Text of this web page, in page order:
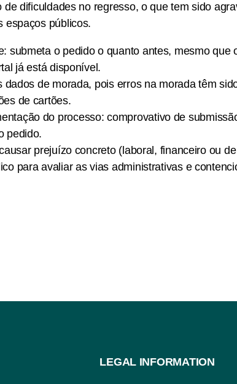
de dificuldades no regresso, o que tem sido
espaços públicos.
submeta o pedido o quanto antes, mesmo que
já está disponível.
dados de morada, pois erros na morada têm
de cartões.
do processo: comprovativo de
pedido.
prejuízo concreto (laboral, financeiro ou
para avaliar as vias administrativas e
LEGAL INFORMATION